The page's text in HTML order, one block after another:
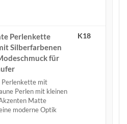
Perlenkette
Silberfarbenen
für
Perlenkette mit
Perlen mit kleinen
Matte
moderne Optik
K18